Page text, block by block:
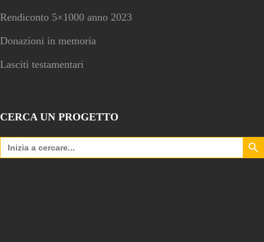
Rendiconto 5×1000 anno 2023
Donazioni in memoria
Lasciti testamentari
CERCA UN PROGETTO
Search
for:
Search